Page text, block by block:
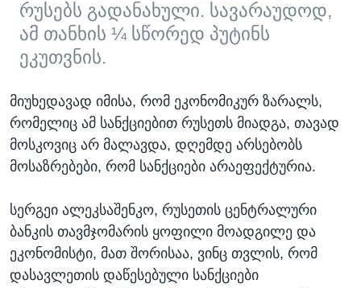
რუსებს გადანახული. სავარაუდოდ,
ამ თანხის ¼ სწორედ პუტინს
ეკუთვნის.
მიუხედავად იმისა, რომ ეკონომიკურ ზარალს,
რომელიც ამ სანქციებით რუსეთს მიადგა, თავად
მოსკოვიც არ მალავდა, დღემდე არსებობს
მოსაზრებები, რომ სანქციები არაეფექტურია.
სერგეი ალეკსაშენკო, რუსეთის ცენტრალური
ბანკის თავმჯომარის ყოფილი მოადგილე და
ეკონომისტი, მათ შორისაა, ვინც თვლის, რომ
დასავლეთის დაწესებული სანქციები